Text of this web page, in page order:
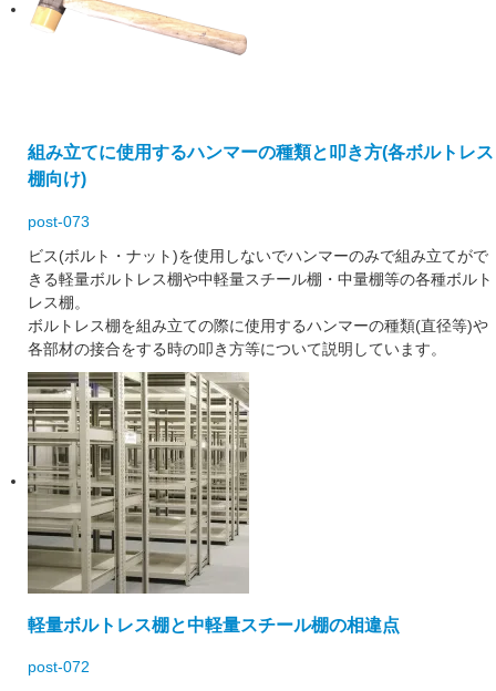
組み立てに使用するハンマーの種類と叩き方(各ボルトレス
棚向け)
post-073
ビス(ボルト・ナット)を使用しないでハンマーのみで組み立てがで
きる軽量ボルトレス棚や中軽量スチール棚・中量棚等の各種ボルト
レス棚。
ボルトレス棚を組み立ての際に使用するハンマーの種類(直径等)や
各部材の接合をする時の叩き方等について説明しています。
軽量ボルトレス棚と中軽量スチール棚の相違点
post-072